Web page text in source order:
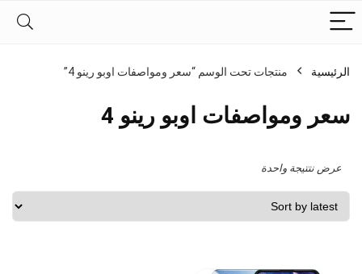
الرئيسية منتجات تحت الوسم “سعر ومواصفات اوبو رينو 4”
سعر ومواصفات اوبو رينو 4
عرض نتتيجة واحدة